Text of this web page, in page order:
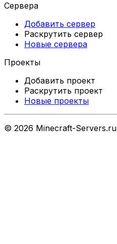
Сервера
Добавить сервер
Раскрутить сервер
Новые сервера
Проекты
Добавить проект
Раскрутить проект
Новые проекты
© 2026 Minecraft-Servers.ru